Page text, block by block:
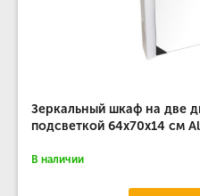
Зеркальный шкаф на две
подсветкой 64х70х14 см
В наличии